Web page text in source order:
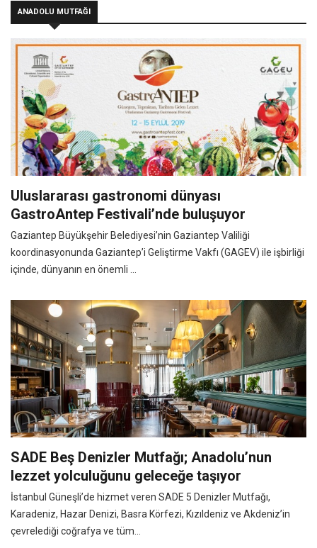
ANADOLU MUTFAĞI
Uluslararası gastronomi dünyası
GastroAntep Festivali’nde buluşuyor
Gaziantep Büyükşehir Belediyesi’nin Gaziantep Valiliği
koordinasyonunda Gaziantep’i Geliştirme Vakfı (GAGEV) ile işbirliği
içinde, dünyanın en önemli ...
SADE Beş Denizler Mutfağı; Anadolu’nun
lezzet yolculuğunu geleceğe taşıyor
İstanbul Güneşli’de hizmet veren SADE 5 Denizler Mutfağı,
Karadeniz, Hazar Denizi, Basra Körfezi, Kızıldeniz ve Akdeniz’in
çevrelediği coğrafya ve tüm...